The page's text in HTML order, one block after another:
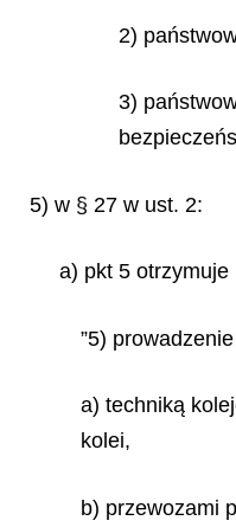
2)
3)
5) w § 27 w ust. 2:
a) pkt 5 otrzymuje
”5)
a) techniką
kolei,
b) przewozami